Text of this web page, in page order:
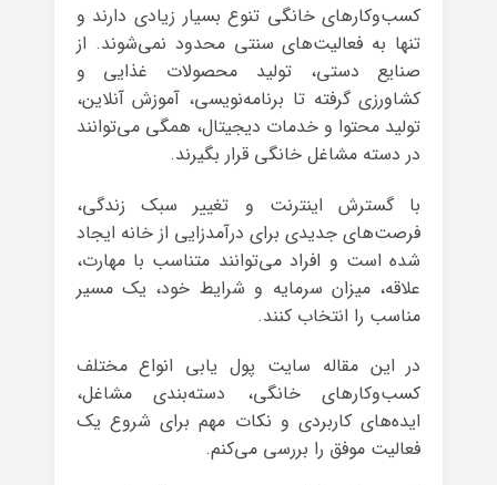
کسب‌وکارهای خانگی تنوع بسیار زیادی دارند و
تنها به فعالیت‌های سنتی محدود نمی‌شوند. از
صنایع دستی، تولید محصولات غذایی و
کشاورزی گرفته تا برنامه‌نویسی، آموزش آنلاین،
تولید محتوا و خدمات دیجیتال، همگی می‌توانند
در دسته مشاغل خانگی قرار بگیرند.
با گسترش اینترنت و تغییر سبک زندگی،
فرصت‌های جدیدی برای درآمدزایی از خانه ایجاد
شده است و افراد می‌توانند متناسب با مهارت،
علاقه، میزان سرمایه و شرایط خود، یک مسیر
مناسب را انتخاب کنند.
در این مقاله سایت پول یابی انواع مختلف
کسب‌وکارهای خانگی، دسته‌بندی مشاغل،
ایده‌های کاربردی و نکات مهم برای شروع یک
فعالیت موفق را بررسی می‌کنم.